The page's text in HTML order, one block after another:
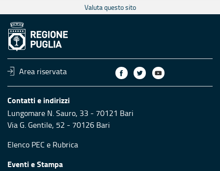
Valuta questo sito
Area riservata
Contatti e indirizzi
Lungomare N. Sauro, 33 - 70121 Bari
Via G. Gentile, 52 - 70126 Bari
Elenco PEC e Rubrica
Eventi e Stampa